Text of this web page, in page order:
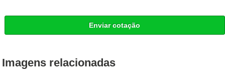
Enviar cotação
Imagens relacionadas